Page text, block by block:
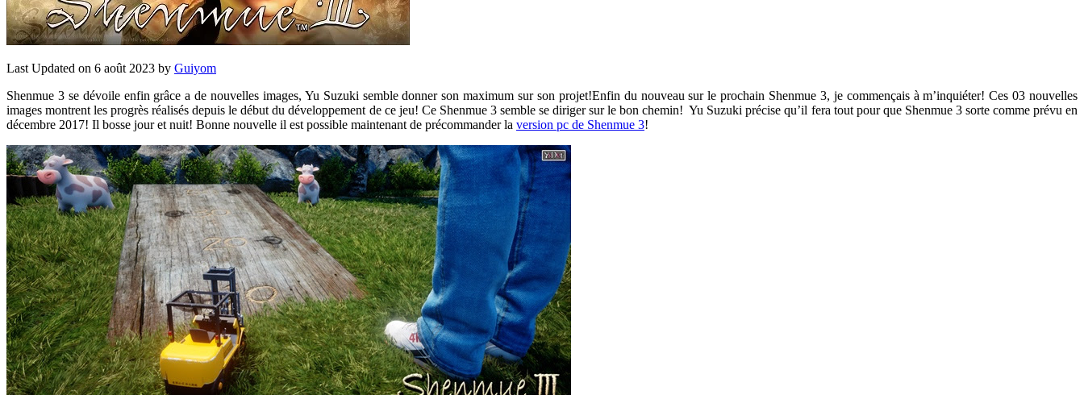
Last Updated on 6 août 2023 by Guiyom
Shenmue 3 se dévoile enfin grâce a de nouvelles images, Yu Suzuki semble donner son maximum sur son projet!Enfin du nouveau sur le prochain Shenmue 3, je commençais à m’inquiéter! Ces 03 nouvelles
images montrent les progrès réalisés depuis le début du développement de ce jeu! Ce Shenmue 3 semble se diriger sur le bon chemin! Yu Suzuki précise qu’il fera tout pour que Shenmue 3 sorte comme prévu en
décembre 2017! Il bosse jour et nuit! Bonne nouvelle il est possible maintenant de précommander la version pc de Shenmue 3!